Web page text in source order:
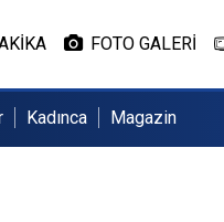
FOTO GALERİ
Kadınca Magazin